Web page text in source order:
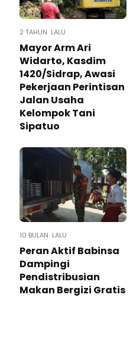
2 TAHUN LALU
Mayor Arm Ari
Widarto, Kasdim
1420/Sidrap, Awasi
Pekerjaan Perintisan
Jalan Usaha
Kelompok Tani
Sipatuo
10 BULAN LALU
Peran Aktif Babinsa
Dampingi
Pendistribusian
Makan Bergizi Gratis